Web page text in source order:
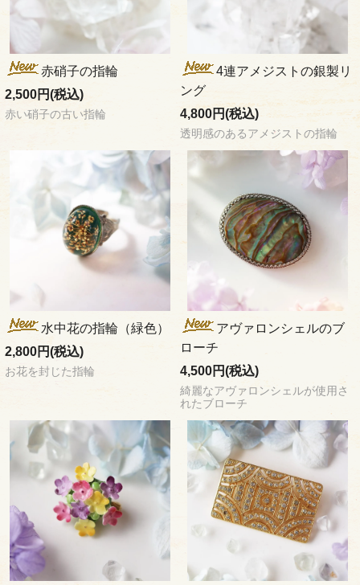
赤硝子の指輪
2,500円(税込)
赤い硝子の古い指輪
4連アメジストの銀製リ
ング
4,800円(税込)
透明感のあるアメジストの指輪
水中花の指輪（緑色）
2,800円(税込)
お花を封じた指輪
アヴァロンシェルのブ
ローチ
4,500円(税込)
綺麗なアヴァロンシェルが使用さ
れたブローチ